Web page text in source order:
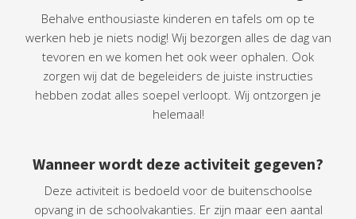
Behalve enthousiaste kinderen en tafels om op te
werken heb je niets nodig! Wij bezorgen alles de dag van
tevoren en we komen het ook weer ophalen. Ook
zorgen wij dat de begeleiders de juiste instructies
hebben zodat alles soepel verloopt. Wij ontzorgen je
helemaal!
Wanneer wordt deze activiteit gegeven?
Deze activiteit is bedoeld voor de buitenschoolse
opvang in de schoolvakanties. Er zijn maar een aantal